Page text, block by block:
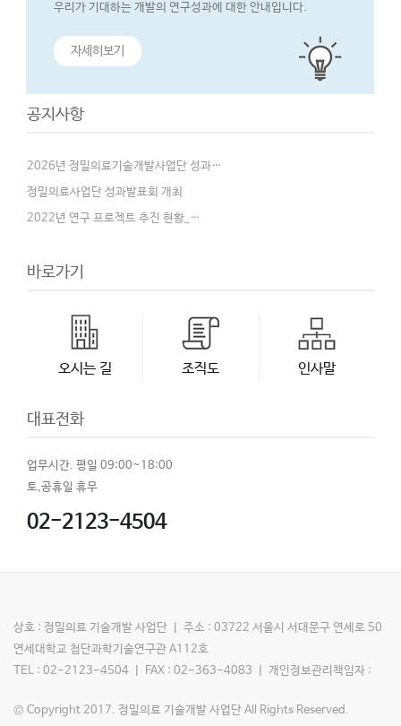
우리가 기대하는 개발의 연구성과에 대한 안내입니다.
자세히보기
공지사항
2026년 정밀의료기술개발사업단 성과…
정밀의료사업단 성과발표회 개최
2022년 연구 프로젝트 추진 현황_…
바로가기
오시는 길 조직도 인사말
대표전화
업무시간. 평일 09:00~18:00
토,공휴일 휴무
02-2123-4504
상호 : 정밀의료 기술개발 사업단 ㅣ 주소 : 03722 서울시 서대문구 연세로 50
연세대학교 첨단과학기술연구관 A112호
TEL : 02-2123-4504 ㅣ FAX : 02-363-4083 ㅣ 개인정보관리책임자 :
© Copyright 2017. 정밀의료 기술개발 사업단 All Rights Reserved.